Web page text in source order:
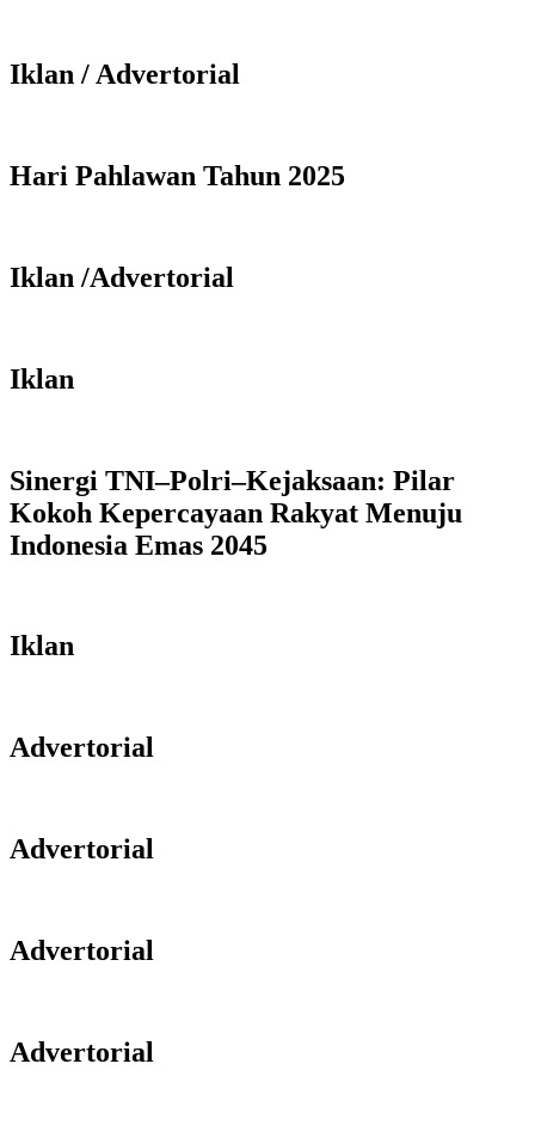
Iklan / Advertorial
Hari Pahlawan Tahun 2025
Iklan /Advertorial
Iklan
Sinergi TNI–Polri–Kejaksaan: Pilar
Kokoh Kepercayaan Rakyat Menuju
Indonesia Emas 2045
Iklan
Advertorial
Advertorial
Advertorial
Advertorial